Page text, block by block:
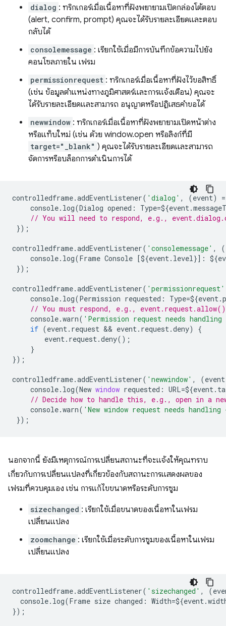
dialog : ทริกเกอร์เมื่อเนื้อหาที่ฝังพยายามเปิดกล่องโต้ตอบ
(alert, confirm, prompt) คุณจะได้รับรายละเอียดและตอบ
กลับได้
consolemessage : เรียกใช้เมื่อมีการบันทึกข้อความไปยัง
คอนโซลภายใน เฟรม
permissionrequest : ทริกเกอร์เมื่อเนื้อหาที่ฝังไว้ขอสิทธิ์
(เช่น ข้อมูลตำแหน่งทางภูมิศาสตร์และการแจ้งเตือน) คุณจะ
ได้รับรายละเอียดและสามารถ อนุญาตหรือปฏิเสธคำขอได้
newwindow : ทริกเกอร์เมื่อเนื้อหาที่ฝังพยายามเปิดหน้าต่าง
หรือแท็บใหม่ (เช่น ด้วย window.open หรือลิงก์ที่มี
target="_blank" ) คุณจะได้รับรายละเอียดและสามารถ
จัดการหรือบล็อกการดำเนินการได้
controlledframe.addEventListener( 'dialog' , (event) =
console. log(Dialog opened : Type=${event.
// You will need to respond, e.g.,
});
controlledframe.addEventListener( 'consolemessage' , (
console. log(Frame Console [${event. level}] : ${
});
controlledframe.addEventListener( 'permissionrequest'
console. log(Permission requested : Type=${event.
// You must respond, e.g.,
console.warn( 'Permission request needs
if (event. request && event. request.deny)
{
event. request.deny();
}
});
controlledframe.addEventListener( 'newwindow' , (event
console. log(New window requested : URL=${event.
// Decide how to handle this, e.g., open in a
console.warn( 'New window request needs
});
นอกจากนี้ ยังมีเหตุการณ์การเปลี่ยนสถานะที่จะแจ้งให้คุณทราบ
เกี่ยวกับการเปลี่ยนแปลงที่เกี่ยวข้องกับสถานะการแสดงผลของ
เฟรมที่ควบคุมเอง เช่น การแก้ไขขนาดหรือระดับการซูม
sizechanged : เรียกใช้เมื่อขนาดของเนื้อหาในเฟรม
เปลี่ยนแปลง
zoomchange : เรียกใช้เมื่อระดับการซูมของเนื้อหาในเฟรม
เปลี่ยนแปลง
controlledframe.addEventListener( 'sizechanged' , (
console. log(Frame size changed : Width=${event.
});